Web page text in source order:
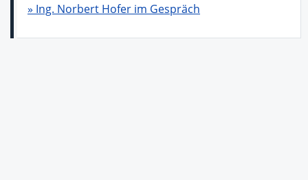
» Ing. Norbert Hofer im Gespräch